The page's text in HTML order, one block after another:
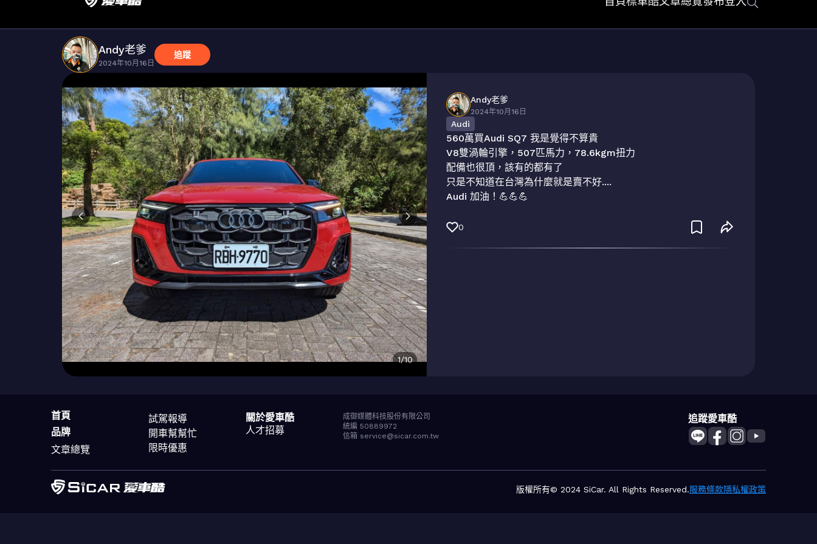
Andy老爹
2024年10月16日
追蹤
1/10
Andy老爹
2024年10月16日
Audi
560萬買Audi SQ7 我是覺得不算貴
V8雙渦輪引擎，507匹馬力，78.6kgm扭力
配備也很頂，該有的都有了
只是不知道在台灣為什麼就是賣不好....
Audi 加油！💪💪💪
0
首頁
品牌
文章總覽
試駕報導
開車幫幫忙
限時優惠
關於愛車酷
人才招募
成御媒體科技股份有限公司
統編 50889972
信箱 service@sicar.com.tw
追蹤愛車酷
版權所有© 2024 SiCar. All Rights Reserved.服務條款隱私權政策